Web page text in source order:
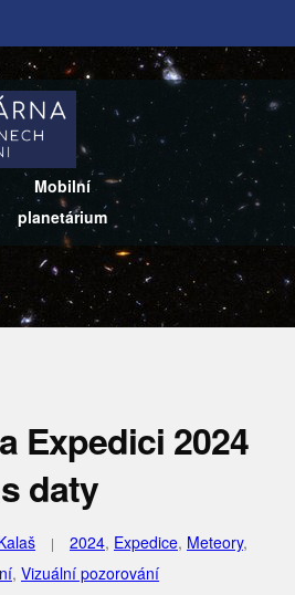
Mobilní
planetárium
Expedici 2024
daty
2024, Expedice, Meteory,
, Vizuální pozorování